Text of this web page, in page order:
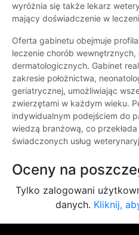
wyróżnia się także lekarz
mający doświadczenie w
Oferta gabinetu obejmuje
leczenie chorób
dermatologicznych. Gabinet
zakresie położnictwa,
geriatrycznej, umożliwiając
zwierzętami w każdym wieku.
indywidualnym podejściem do
wiedzą branżową, co
świadczonych usług
Oceny na
Tylko zalogowani
danych. Kliknij,